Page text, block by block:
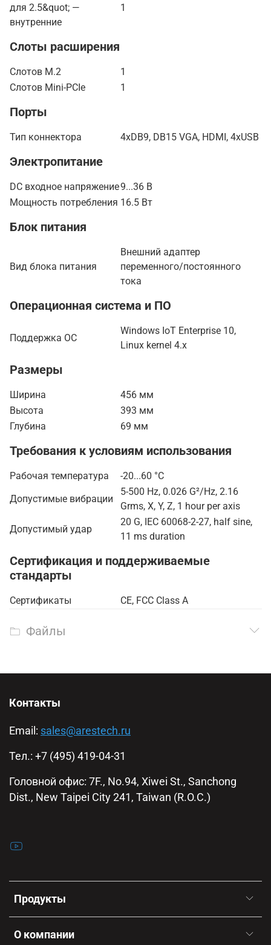
для 2.5&quot; —
внутренние
1
Слоты расширения
Слотов M.2
1
Слотов Mini-PCIe
1
Порты
Тип коннектора 4xDB9, DB15 VGA, HDMI, 4xUSB
Электропитание
DC входное напряжение9...36 В
Мощность потребления 16.5 Вт
Блок питания
Вид блока питания
Внешний адаптер
переменного/постоянного
тока
Операционная система и ПО
Поддержка ОС
Windows IoT Enterprise 10,
Linux kernel 4.x
Размеры
Ширина
456 мм
Высота
393 мм
Глубина
69 мм
Требования к условиям использования
Рабочая температура
-20...60 °C
Допустимые вибрации
5-500 Hz, 0.026 G²/Hz, 2.16
Grms, X, Y, Z, 1 hour per axis
Допустимый удар
20 G, IEC 60068-2-27, half sine,
11 ms duration
Сертификация и поддерживаемые
стандарты
Сертификаты CE, FCC Class A
Файлы
Продукты
О компании
Контакты
Email: sales@arestech.ru
Тел.: +7 (495) 419-04-31
Головной офис: 7F., No.94, Xiwei St., Sanchong
Dist., New Taipei City 241, Taiwan (R.O.C.)